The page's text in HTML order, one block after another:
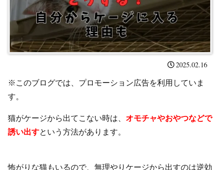
2025.02.16
※このブログでは、プロモーション広告を利用していま
す。
猫がケージから出てこない時は、 オモチャやおやつなどで
誘い出すという方法があります。
怖がりな猫もいるので、無理やりケージから出すのは逆効